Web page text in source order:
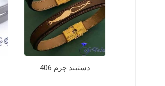
دستبند چرم 406